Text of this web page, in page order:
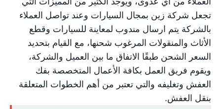
تجعل شركة زين بمجال السيارات وعند تواصل العملاء
بالشركة يتم ارسال مندوب لمعاينة للسيارات وقطع
الأثاث والمنقولات المرغوب شحنها، مع القيام بتحديد
السعر الشحن طبقًا الاتفاق ما بين العميل والشركة،
ويقوم فريق العمل بكافة الأعمال المتخصصة بفك
العفش وتغليفه والتي تعتبر من أهم الخطوات المتعلقة
بنقل العفش.